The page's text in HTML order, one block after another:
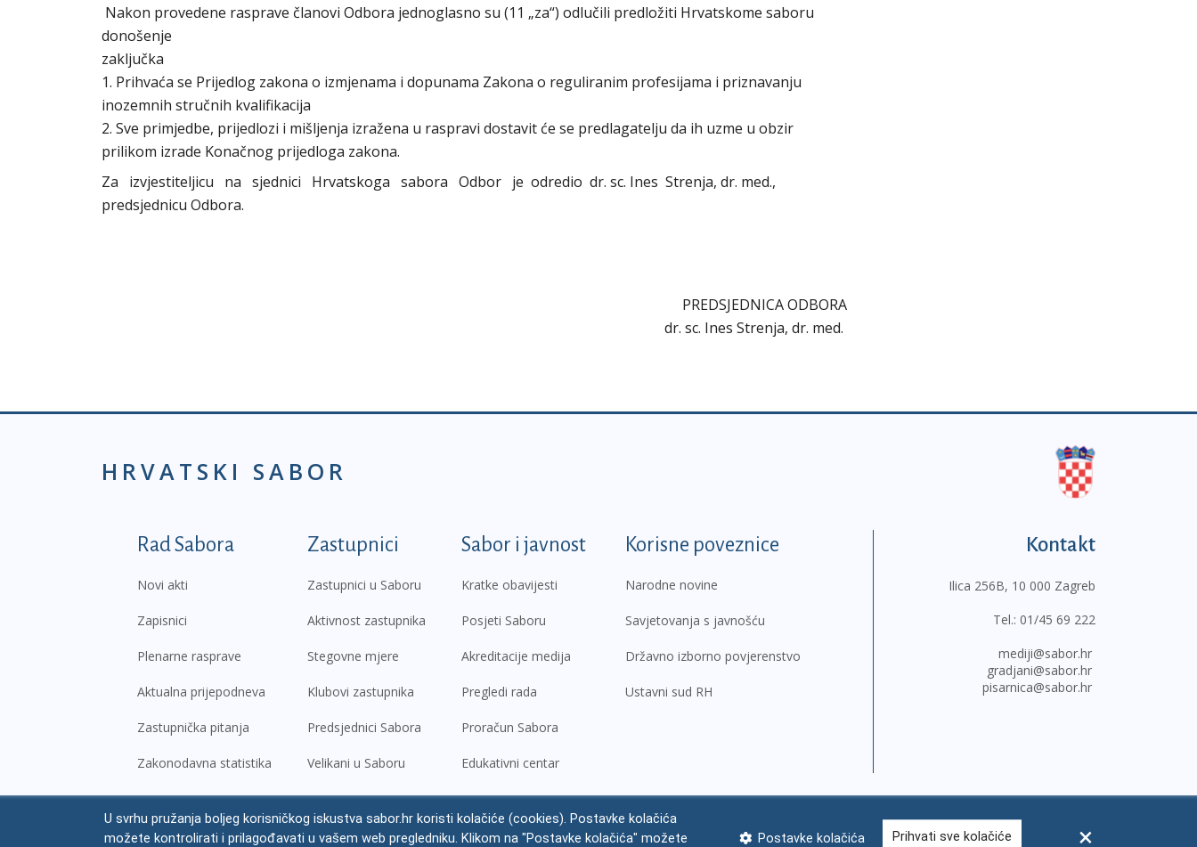
Nakon provedene rasprave članovi Odbora jednoglasno su (11 „za“) odlučili predložiti Hrvatskome saboru
donošenje
zaključka
1. Prihvaća se Prijedlog zakona o izmjenama i dopunama Zakona o reguliranim profesijama i priznavanju
inozemnih stručnih kvalifikacija
2. Sve primjedbe, prijedlozi i mišljenja izražena u raspravi dostavit će se predlagatelju da ih uzme u obzir
prilikom izrade Konačnog prijedloga zakona.
Za izvjestiteljicu na sjednici Hrvatskoga sabora Odbor je odredio dr. sc. Ines Strenja, dr. med.,
predsjednicu Odbora.
PREDSJEDNICA ODBORA
dr. sc. Ines Strenja, dr. med.
HRVATSKI SABOR
Podnožje prvi izbornik
Rad Sabora
Novi akti
Zapisnici
Plenarne rasprave
Aktualna prijepodneva
Zastupnička pitanja
Zakonodavna statistika
Zastupnici
Zastupnici u Saboru
Aktivnost zastupnika
Stegovne mjere
Klubovi zastupnika
Predsjednici Sabora
Velikani u Saboru
Sabor i javnost
Kratke obavijesti
Posjeti Saboru
Akreditacije medija
Pregledi rada
Proračun Sabora
Edukativni centar
Korisne poveznice
Narodne novine
Savjetovanja s javnošću
Državno izborno povjerenstvo
Ustavni sud RH
Kontakt
Ilica 256B, 10 000 Zagreb
Tel.: 01/45 69 222
mediji@sabor.hr
gradjani@sabor.hr
pisarnica@sabor.hr
© Hrvatski sabor, 2026 Pravne napomene Izjava o pristupačnosti Zaštita osobnih podataka Impressum Česta pitanja Kontakti Mapa weba
U svrhu pružanja boljeg korisničkog iskustva sabor.hr koristi kolačiće (cookies). Postavke kolačića
možete kontrolirati i prilagođavati u vašem web pregledniku. Klikom na "Postavke kolačića" možete
Postavke kolačića Prihvati sve kolačiće